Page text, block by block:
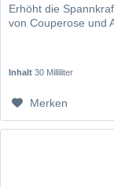
Erhöht die
von Couperose und
Inhalt30 Milliliter
Merken